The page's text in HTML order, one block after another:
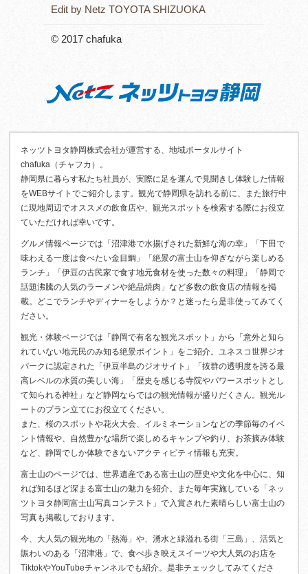
Edit by Netz TOYOTA SHIZUOKA
© 2017 chafuka
ネッツトヨタ静岡株式会社が運営する、地域ポータルサイト
chafuka（チャフカ）。
静岡県に暮らす私たち社員が、実際に足を運んで見聞きし体験した情報
をWEBサイトでご紹介します。観光で静岡県を訪れる前に、また旅行中
に現地周辺でオススメの飲食店や、観光スポットを検索する際にお役立
ていただければ幸いです。
グルメ情報ページでは「沼津港で水揚げされた新鮮な海の幸」「下田で
味わえる一度は食べたい金目鯛」「絶景の富士山を仰ぎながら楽しめる
ランチ」「伊豆の古民家で食す地元食材を使った数々の料理」「静岡で
話題沸騰の人気のラーメンや絶品焼肉」など多数の飲食店の情報を掲
載。どこでランチやディナーをしようか？と迷ったら是非使ってみてく
ださい。
観光・体験ページでは「静岡で有名な観光スポット」から「意外と知ら
れていない地元民のみ知る絶景ポイント」をご紹介。ユネスコ世界ジオ
パークに認定された「伊豆半島のジオサイト」「抜群の透明度を誇る最
高レベルの水質の美しい海」「歴史を感じる寺院やパワースポットとし
て知られる神社」など静岡ならではの観光情報が盛りだくさん。観光ル
ートのプラン立てにお役立てください。
また、桜のスポットや花火大会、イルミネーションなどの季節毎のイベ
ント情報や、自然豊かな場所で楽しめるキャンプや釣り、お茶摘み体験
など、静岡でしか体験できないアクティビティ情報も充実。
富士山のページでは、世界遺産である富士山の歴史や文化を中心に、知
れば知るほど深まる富士山の魅力を紹介。また毎年実施している「ネッ
ツトヨタ静岡富士山写真コンテスト」で入賞された素晴らしい富士山の
写真も掲載しております。
今、大人気の観光地の「熱海」や、湧水と緑溢れる街「三島」、活気と
賑わいのある「沼津港」で、食べ歩き映えスイーツや大人気のお店を
TiktokやYouTubeチャンネルでも紹介。是非チェックしてみてくださ